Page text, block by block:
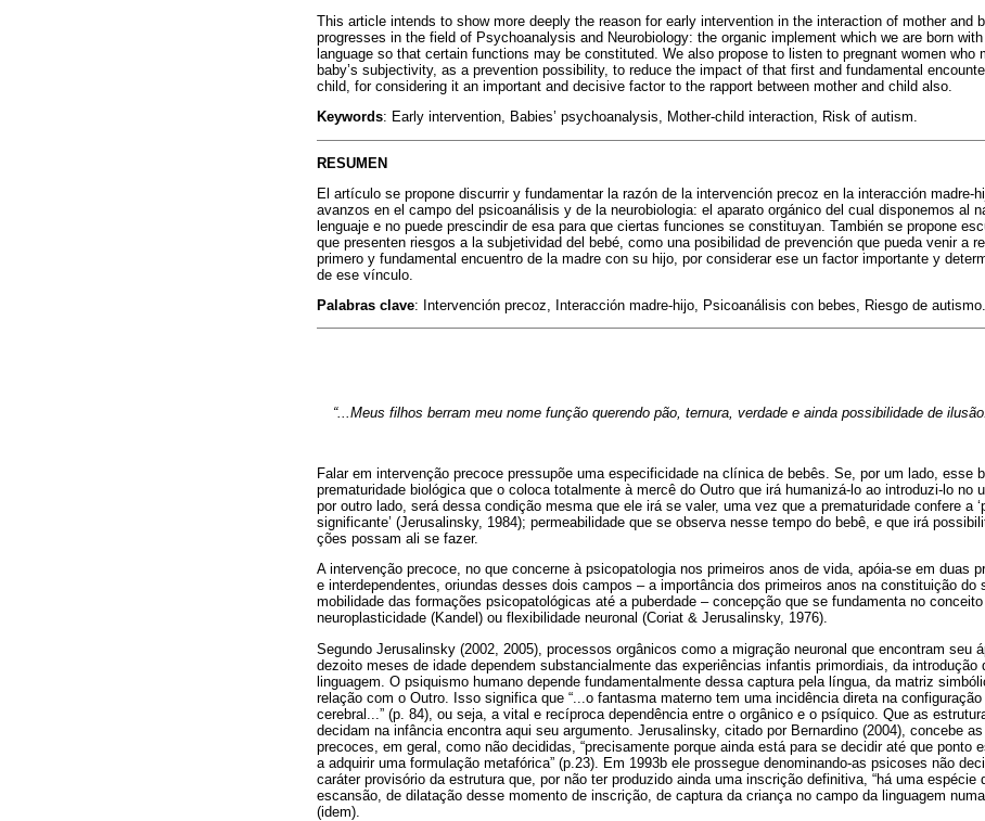
This article intends to show more deeply the reason for early intervention in the interaction of mother and
progresses in the field of Psychoanalysis and Neurobiology: the organic implement which we are born
language so that certain functions may be constituted. We also propose to listen to pregnant women who
baby’s subjectivity, as a prevention possibility, to reduce the impact of that first and fundamental
child, for considering it an important and decisive factor to the rapport between mother and child also.
Keywords: Early intervention, Babies’ psychoanalysis, Mother-child interaction, Risk of autism.
RESUMEN
El artículo se propone discurrir y fundamentar la razón de la intervención precoz en la interacción madre-
avanzos en el campo del psicoanálisis y de la neurobiologia: el aparato orgánico del cual disponemos al
lenguaje e no puede prescindir de esa para que ciertas funciones se constituyan. También se propone
que presenten riesgos a la subjetividad del bebé, como una posibilidad de prevención que pueda venir a
primero y fundamental encuentro de la madre con su hijo, por considerar ese un factor importante y
de ese vínculo.
Palabras clave: Intervención precoz, Interacción madre-hijo, Psicoanálisis con bebes, Riesgo de autismo.
“...Meus filhos berram meu nome função querendo pão, ternura, verdade e ainda possibilidade de
Falar em intervenção precoce pressupõe uma especificidade na clínica de bebês. Se, por um lado, esse
prematuridade biológica que o coloca totalmente à mercê do Outro que irá humanizá-lo ao introduzi-lo no
por outro lado, será dessa condição mesma que ele irá se valer, uma vez que a prematuridade confere a
significante’ (Jerusalinsky, 1984); permeabilidade que se observa nesse tempo do bebê, e que irá
ções possam ali se fazer.
A intervenção precoce, no que concerne à psicopatologia nos primeiros anos de vida, apóia-se em duas
e interdependentes, oriundas desses dois campos – a importância dos primeiros anos na constituição do
mobilidade das formações psicopatológicas até a puberdade – concepção que se fundamenta no
neuroplasticidade (Kandel) ou flexibilidade neuronal (Coriat & Jerusalinsky, 1976).
Segundo Jerusalinsky (2002, 2005), processos orgânicos como a migração neuronal que encontram seu
dezoito meses de idade dependem substancialmente das experiências infantis primordiais, da introdução
linguagem. O psiquismo humano depende fundamentalmente dessa captura pela língua, da matriz
relação com o Outro. Isso significa que “...o fantasma materno tem uma incidência direta na
cerebral...” (p. 84), ou seja, a vital e recíproca dependência entre o orgânico e o psíquico. Que as
decidam na infância encontra aqui seu argumento. Jerusalinsky, citado por Bernardino (2004), concebe
precoces, em geral, como não decididas, “precisamente porque ainda está para se decidir até que ponto
a adquirir uma formulação metafórica” (p.23). Em 1993b ele prossegue denominando-as psicoses não
caráter provisório da estrutura que, por não ter produzido ainda uma inscrição definitiva, “há uma espécie
escansão, de dilatação desse momento de inscrição, de captura da criança no campo da linguagem
(idem).